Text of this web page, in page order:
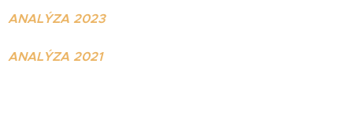
ANALÝZA 2023
ANALÝZA 2021